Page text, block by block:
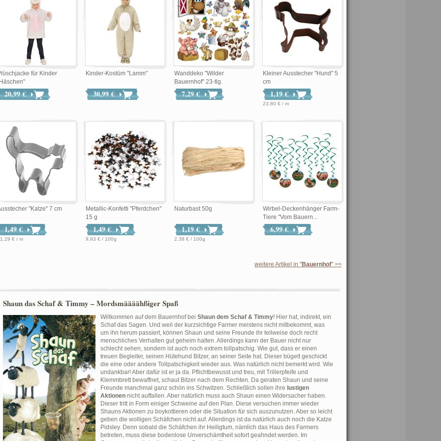
für Kinder
20,99 €
Kinder-Kostüm "Lamm"
30,99 €
Wanddeko "Wilder
Bauernhof" 23-tlg.
7,29 €
Kleiner Ausstecher "Hund" 5
cm
1,19 €
23,80 € / m
"Katze" 7 cm
1,49 €
€ / m
Metallic-Konfetti "Pferdchen"
15 g
1,49 €
9,93 € / 100g
Naturbast 50g
1,19 €
2,38 € / 100g
Wirbel-Deckenhänger Farm-
Tiere "Vom Bauern...
6,99 €
weitere Artikel in "Bauernhof" >>
Shaun das Schaf & Timmy – Mordsmäääähßiger Spaß
Willkommen auf dem Bauernhof bei Shaun dem Schaf & Timmy! Hier hat, indirekt, ein
Schaf das Sagen. Und weil der kurzsichtige Farmer meistens nicht mitbekommt, was
um ihn herum passiert, können Shaun und seine Freunde ihr teilweise doch recht
menschliches Verhalten gut geheim halten. Allerdings kann der Bauer nicht nur
schlecht sehen, sondern ist auch noch extrem tollpatschig. Wie gut, dass er einen
treuen Begleiter, seinen Hütehund Bitzer, an seiner Seite hat. Dieser bügelt geschickt
die eine oder andere Tollpatschigkeit wieder aus. Was natürlich nicht bemerkt wird. Wie
undankbar! Aber dafür ist er ja da. Pflichtbewusst und treu, mit Trillerpfeife und
Klemmbrett bewaffnet, schaut Bitzer nach dem Rechten. Da geraten Shaun und seine
Freunde manchmal ganz schön ins Schwitzen. Schließlich sollen ihre lustigen
Aktionen nicht auffallen. Aber natürlich muss auch Shaun einen Widersacher haben.
Dieser tritt in Form einiger Schweine auf den Plan. Diese versuchen immer wieder
Shauns Aktionen zu boykottieren oder die Situation für sich auszunutzen. Aber so leicht
geben die wolligen Schäfchen nicht auf. Allerdings ist da natürlich auch noch die Katze
Pidsley. Denn sobald die Schäfchen ihr Heiligtum, nämlich das Haus des Farmers
betreten, muss diese bodenlose Unverschämtheit sofort geahndet werden. Im